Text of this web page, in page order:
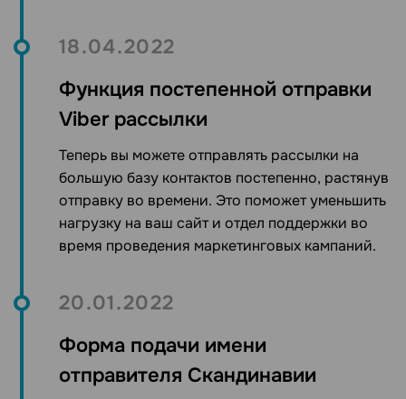
18.04.2022
Функция постепенной отправки
Viber рассылки
Теперь вы можете отправлять рассылки на
большую базу контактов постепенно, растянув
отправку во времени. Это поможет уменьшить
нагрузку на ваш сайт и отдел поддержки во
время проведения маркетинговых кампаний.
20.01.2022
Форма подачи имени
отправителя Скандинавии